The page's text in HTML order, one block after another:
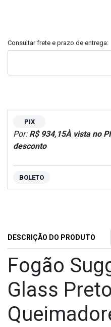
Consultar frete e prazo de entrega:
PIX
Por: R$ 934,15À vista no
desconto
BOLETO
DESCRIÇÃO DO PRODUTO
Fogão
Glass